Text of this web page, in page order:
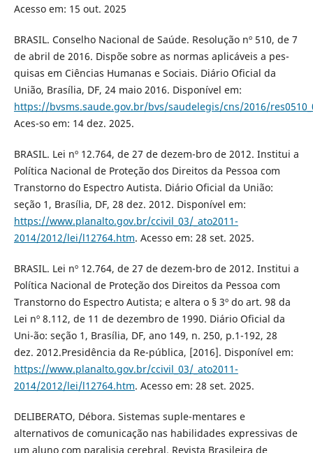
Acesso em: 15 out. 2025
BRASIL. Conselho Nacional de Saúde. Resolução nº 510, de 7
de abril de 2016. Dispõe sobre as normas aplicáveis a pes-
quisas em Ciências Humanas e Sociais. Diário Oficial da
União, Brasília, DF, 24 maio 2016. Disponível em:
https://bvsms.saude.gov.br/bvs/saudelegis/cns/2016/
Aces-so em: 14 dez. 2025.
BRASIL. Lei nº 12.764, de 27 de dezem-bro de 2012. Institui a
Política Nacional de Proteção dos Direitos da Pessoa com
Transtorno do Espectro Autista. Diário Oficial da União:
seção 1, Brasília, DF, 28 dez. 2012. Disponível em:
https://www.planalto.gov.br/ccivil_03/_ato2011-
2014/2012/lei/l12764.htm. Acesso em: 28 set. 2025.
BRASIL. Lei nº 12.764, de 27 de dezem-bro de 2012. Institui a
Política Nacional de Proteção dos Direitos da Pessoa com
Transtorno do Espectro Autista; e altera o § 3º do art. 98 da
Lei nº 8.112, de 11 de dezembro de 1990. Diário Oficial da
Uni-ão: seção 1, Brasília, DF, ano 149, n. 250, p.1-192, 28
dez. 2012.Presidência da Re-pública, [2016]. Disponível em:
https://www.planalto.gov.br/ccivil_03/_ato2011-
2014/2012/lei/l12764.htm. Acesso em: 28 set. 2025.
DELIBERATO, Débora. Sistemas suple-mentares e
alternativos de comunicação nas habilidades expressivas de
um aluno com paralisia cerebral. Revista Brasileira de